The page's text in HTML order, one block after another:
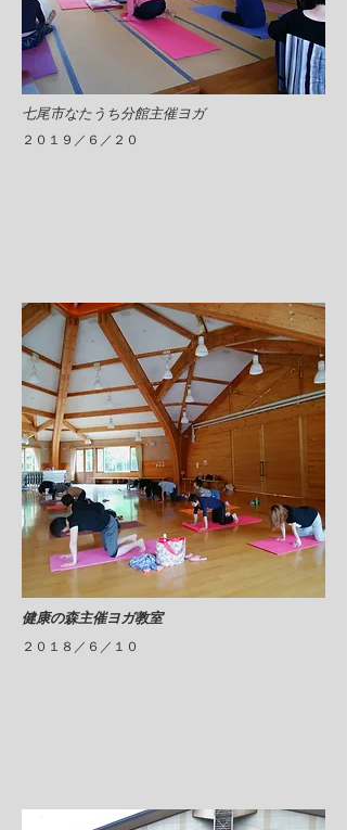
​七尾市なたうち分館主催ヨガ
​２０１９／６／２０
​健康の森主催ヨガ教室
​２０１８／６／１０